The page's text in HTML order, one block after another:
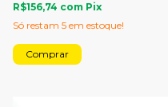
R$156,74 com Pix
Só restam 5 em estoque!
Comprar